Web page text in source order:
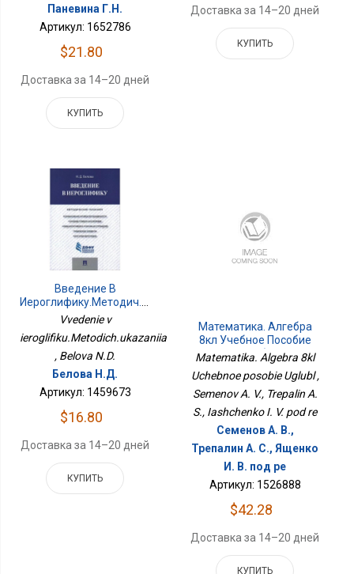
Паневина Г.Н.
Артикул: 1652786
$21.80
Доставка за 14–20 дней
КУПИТЬ
Доставка за 14–20 дней
КУПИТЬ
Введение В
Иероглифику.Методич.указания
Vvedenie v
ieroglifiku.Metodich.ukazaniia
, Belova N.D.
Белова Н.Д.
Артикул: 1459673
$16.80
Доставка за 14–20 дней
КУПИТЬ
Математика. Алгебра
8кл Учебное Пособие
Углубл
Matematika. Algebra 8kl
Uchebnoe posobie Uglubl ,
Semenov A. V., Trepalin A.
S., Iashchenko I. V. pod re
Семенов А. В.,
Трепалин А. С., Ященко
И. В. под ре
Артикул: 1526888
$42.28
Доставка за 14–20 дней
КУПИТЬ